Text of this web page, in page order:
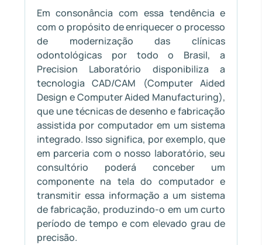
Em consonância com essa tendência e
com o propósito de enriquecer o processo
de modernização das clínicas
odontológicas por todo o Brasil, a
Precision Laboratório disponibiliza a
tecnologia CAD/CAM (Computer Aided
Design e Computer Aided Manufacturing),
que une técnicas de desenho e fabricação
assistida por computador em um sistema
integrado. Isso significa, por exemplo, que
em parceria com o nosso laboratório, seu
consultório poderá conceber um
componente na tela do computador e
transmitir essa informação a um sistema
de fabricação, produzindo-o em um curto
período de tempo e com elevado grau de
precisão.